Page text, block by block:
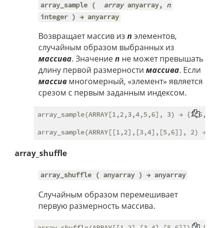
array_sample ( array anyarray, n
integer ) → anyarray
Возвращает массив из n элементов,
случайным образом выбранных из
массива. Значениеn не может превышать
длину первой размерности массива. Если
массив многомерный, «элемент» является
срезом с первым заданным индексом.
array_sample(ARRAY[1,2,3,4,5,6], 3) → {2,6,1}
array_shuffle
array_shuffle ( anyarray ) → anyarray
Случайным образом перемешивает
первую размерность массива.